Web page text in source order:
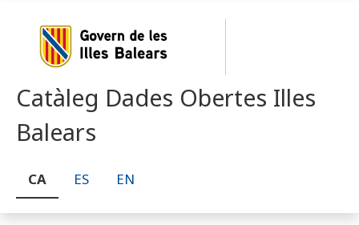
Catàleg Dades Obertes Illes
Balears
CA ES EN